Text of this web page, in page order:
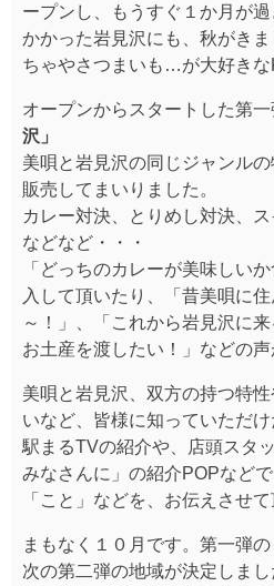
ープンし、もうすぐ１か月が
かかった岩見沢にも、秋がき
ちゃやさつまいも…が大好きな
オープンからスタートした第一
沢」
美唄と岩見沢の同じジャンル
販売してまいりました。
カレー対決、とりめし対決、
などなど・・・
「どっちのカレーが美味しい
入して頂いたり、「昔美唄に
～！」、「これから岩見沢に
お土産を渡したい！」などの声
美唄と岩見沢、双方の持つ特
いなど、皆様に知っていただけ
駅まるTVの紹介や、店頭スタ
みなさんに」の紹介POPなど
「こと」などを、お伝えさせて
まもなく１０月です。第一弾
次の第二弾の地域が決定しまし